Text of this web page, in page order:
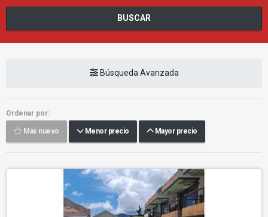
BUSCAR
Búsqueda Avanzada
Ordenar por:
Más nuevo Menor precio Mayor precio